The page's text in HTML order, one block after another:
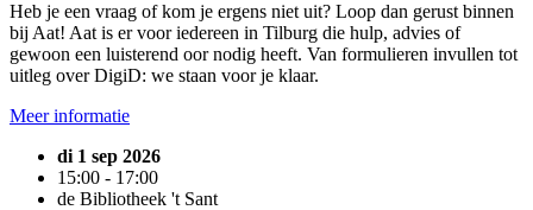
Heb je een vraag of kom je ergens niet uit? Loop dan gerust binnen
bij Aat! Aat is er voor iedereen in Tilburg die hulp, advies of
gewoon een luisterend oor nodig heeft. Van formulieren invullen tot
uitleg over DigiD: we staan voor je klaar.
Meer informatie
di 1 sep 2026
15:00 - 17:00
de Bibliotheek 't Sant